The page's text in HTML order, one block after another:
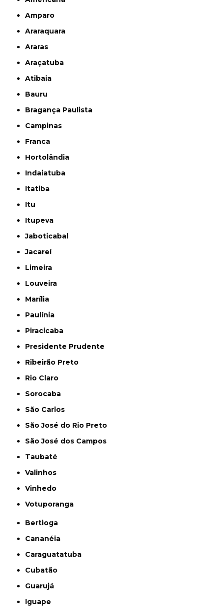
Amparo
Araraquara
Araras
Araçatuba
Atibaia
Bauru
Bragança Paulista
Campinas
Franca
Hortolândia
Indaiatuba
Itatiba
Itu
Itupeva
Jaboticabal
Jacareí
Limeira
Louveira
Marília
Paulínia
Piracicaba
Presidente Prudente
Ribeirão Preto
Rio Claro
Sorocaba
São Carlos
São José do Rio Preto
São José dos Campos
Taubaté
Valinhos
Vinhedo
Votuporanga
Bertioga
Cananéia
Caraguatatuba
Cubatão
Guarujá
Iguape